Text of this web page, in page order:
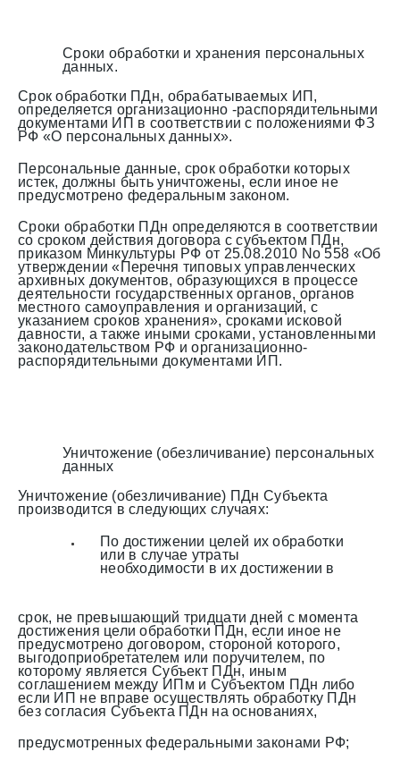
Сроки обработки и хранения персональных
данных.
Срок обработки ПДн, обрабатываемых ИП,
определяется организационно -распорядительными
документами ИП в соответствии с положениями ФЗ
РФ «О персональных данных».
Персональные данные, срок обработки которых
истек, должны быть уничтожены, если иное не
предусмотрено федеральным законом.
Сроки обработки ПДн определяются в соответствии
со сроком действия договора с субъектом ПДн,
приказом Минкультуры РФ от 25.08.2010 No 558 «Об
утверждении «Перечня типовых управленческих
архивных документов, образующихся в процессе
деятельности государственных органов, органов
местного самоуправления и организаций, с
указанием сроков хранения», сроками исковой
давности, а также иными сроками, установленными
законодательством РФ и организационно-
распорядительными документами ИП.
Уничтожение (обезличивание) персональных
данных
Уничтожение (обезличивание) ПДн Субъекта
производится в следующих случаях:
По достижении целей их обработки
или в случае утраты
необходимости в их достижении в
срок, не превышающий тридцати дней с момента
достижения цели обработки ПДн, если иное не
предусмотрено договором, стороной которого,
выгодоприобретателем или поручителем, по
которому является Субъект ПДн, иным
соглашением между ИПм и Субъектом ПДн либо
если ИП не вправе осуществлять обработку ПДн
без согласия Субъекта ПДн на основаниях,
предусмотренных федеральными законами РФ;